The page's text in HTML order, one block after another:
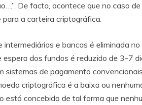
De facto, acontece que no caso
a carteira criptográfica.
e bancos é eliminada
espera dos fundos é reduzido de 3-7
sistemas de pagamento
criptográfica é a baixa ou
está concebida de tal forma que